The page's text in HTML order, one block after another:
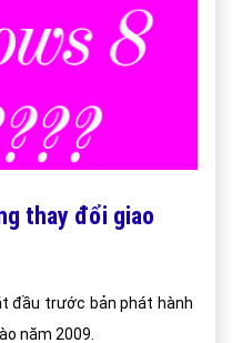
thay đổi giao
đầu trước bản phát hành
năm 2009.